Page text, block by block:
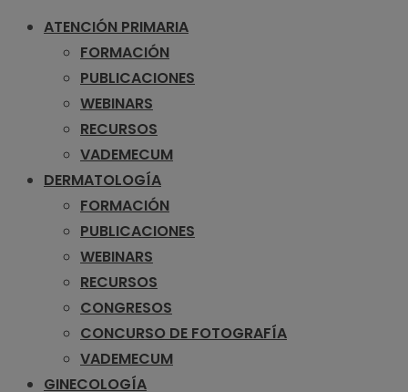
ATENCIÓN PRIMARIA
FORMACIÓN
PUBLICACIONES
WEBINARS
RECURSOS
VADEMECUM
DERMATOLOGÍA
FORMACIÓN
PUBLICACIONES
WEBINARS
RECURSOS
CONGRESOS
CONCURSO DE FOTOGRAFÍA
VADEMECUM
GINECOLOGÍA